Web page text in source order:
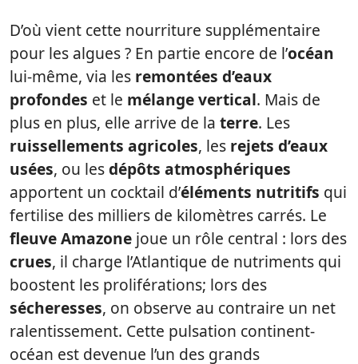
D’où vient cette nourriture supplémentaire
pour les algues ? En partie encore de l’océan
lui-même, via les remontées d’eaux
profondes et le mélange vertical. Mais de
plus en plus, elle arrive de la terre. Les
ruissellements agricoles, les rejets d’eaux
usées, ou lesdépôts atmosphériques
apportent un cocktail d’éléments nutritifs qui
fertilise des milliers de kilomètres carrés. Le
fleuve Amazone joue un rôle central : lors des
crues, il charge l’Atlantique de nutriments qui
boostent les proliférations; lors des
sécheresses, on observe au contraire un net
ralentissement. Cette pulsation continent-
océan est devenue l’un des grands